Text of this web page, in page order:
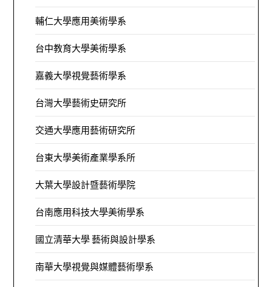
輔仁大學應用美術學系
台中教育大學美術學系
嘉義大學視覺藝術學系
台灣大學藝術史研究所
交通大學應用藝術研究所
台東大學美術產業學系所
大葉大學設計暨藝術學院
台南應用科技大學美術學系
國立清華大學 藝術與設計學系
南華大學視覺與媒體藝術學系